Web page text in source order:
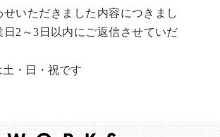
せいただきました内容につきまし
日2～3日以内にご返信させていだ
・日・祝です